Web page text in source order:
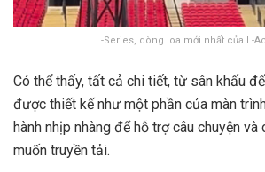
L-Series, dòng loa mới nhất của L-
Có thể thấy, tất cả chi tiết, từ sân khấu
được thiết kế như một phần của màn
hành nhịp nhàng để hỗ trợ câu chuyện và
muốn truyền tải.